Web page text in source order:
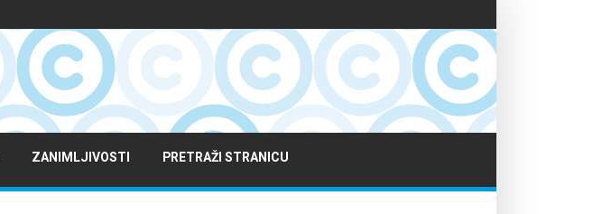
ZANIMLJIVOSTI PRETRAŽI STRANICU